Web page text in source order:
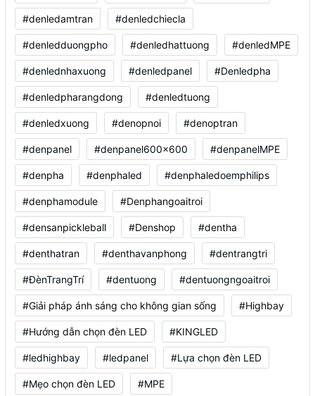
#denledamtran #denledchiecla
#denledduongpho #denledhattuong #denledMPE
#denlednhaxuong #denledpanel #Denledpha
#denledpharangdong #denledtuong
#denledxuong #denopnoi #denoptran
#denpanel #denpanel600x600 #denpanelMPE
#denpha #denphaled #denphaledoemphilips
#denphamodule #Denphangoaitroi
#densanpickleball #Denshop #dentha
#denthatran #denthavanphong #dentrangtri
#ĐènTrangTrí #dentuong #dentuongngoaitroi
#Giải pháp ánh sáng cho không gian sống #Highbay
#Hướng dẫn chọn đèn LED #KINGLED
#ledhighbay #ledpanel #Lựa chọn đèn LED
#Mẹo chọn đèn LED #MPE